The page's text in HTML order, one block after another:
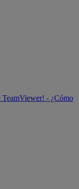
TeamViewer! - ¿Cómo